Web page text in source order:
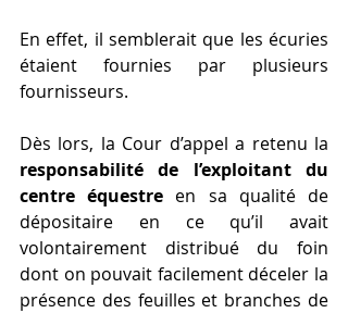
En effet, il semblerait que les écuries
étaient fournies par plusieurs
fournisseurs.
responsabilité de l’exploitant du
centre équestre en sa qualité de
dépositaire en ce qu’il avait
volontairement distribué du foin
dont on pouvait facilement déceler la
présence des feuilles et branches de